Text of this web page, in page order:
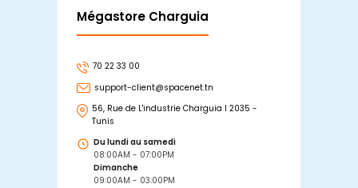
Mégastore Charguia
70 22 33 00
support-client@spacenet.tn
56, Rue de L'industrie Charguia I 2035 -
Tunis
Du lundi au samedi
08:00AM - 07:00PM
Dimanche
09:00AM - 03:00PM